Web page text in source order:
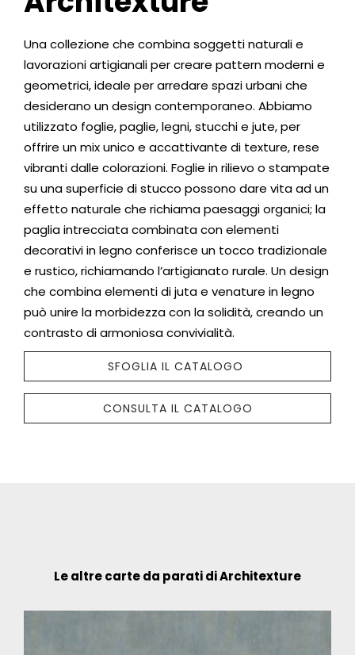
Una collezione che combina soggetti naturali e
lavorazioni artigianali per creare pattern moderni e
geometrici, ideale per arredare spazi urbani che
desiderano un design contemporaneo. Abbiamo
utilizzato foglie, paglie, legni, stucchi e jute, per
offrire un mix unico e accattivante di texture, rese
vibranti dalle colorazioni. Foglie in rilievo o stampate
su una superficie di stucco possono dare vita ad un
effetto naturale che richiama paesaggi organici; la
paglia intrecciata combinata con elementi
decorativi in legno conferisce un tocco tradizionale
e rustico, richiamando l’artigianato rurale. Un design
che combina elementi di juta e venature in legno
può unire la morbidezza con la solidità, creando un
contrasto di armoniosa convivialità.
SFOGLIA IL CATALOGO
CONSULTA IL CATALOGO
Le altre carte da parati di Architexture